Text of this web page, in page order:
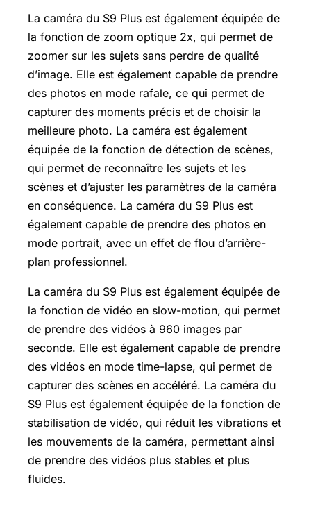
La caméra du S9 Plus est également équipée de
la fonction de zoom optique 2x, qui permet de
zoomer sur les sujets sans perdre de qualité
d’image. Elle est également capable de prendre
des photos en mode rafale, ce qui permet de
capturer des moments précis et de choisir la
meilleure photo. La caméra est également
équipée de la fonction de détection de scènes,
qui permet de reconnaître les sujets et les
scènes et d’ajuster les paramètres de la caméra
en conséquence. La caméra du S9 Plus est
également capable de prendre des photos en
mode portrait, avec un effet de flou d’arrière-
plan professionnel.
La caméra du S9 Plus est également équipée de
la fonction de vidéo en slow-motion, qui permet
de prendre des vidéos à 960 images par
seconde. Elle est également capable de prendre
des vidéos en mode time-lapse, qui permet de
capturer des scènes en accéléré. La caméra du
S9 Plus est également équipée de la fonction de
stabilisation de vidéo, qui réduit les vibrations et
les mouvements de la caméra, permettant ainsi
de prendre des vidéos plus stables et plus
fluides.